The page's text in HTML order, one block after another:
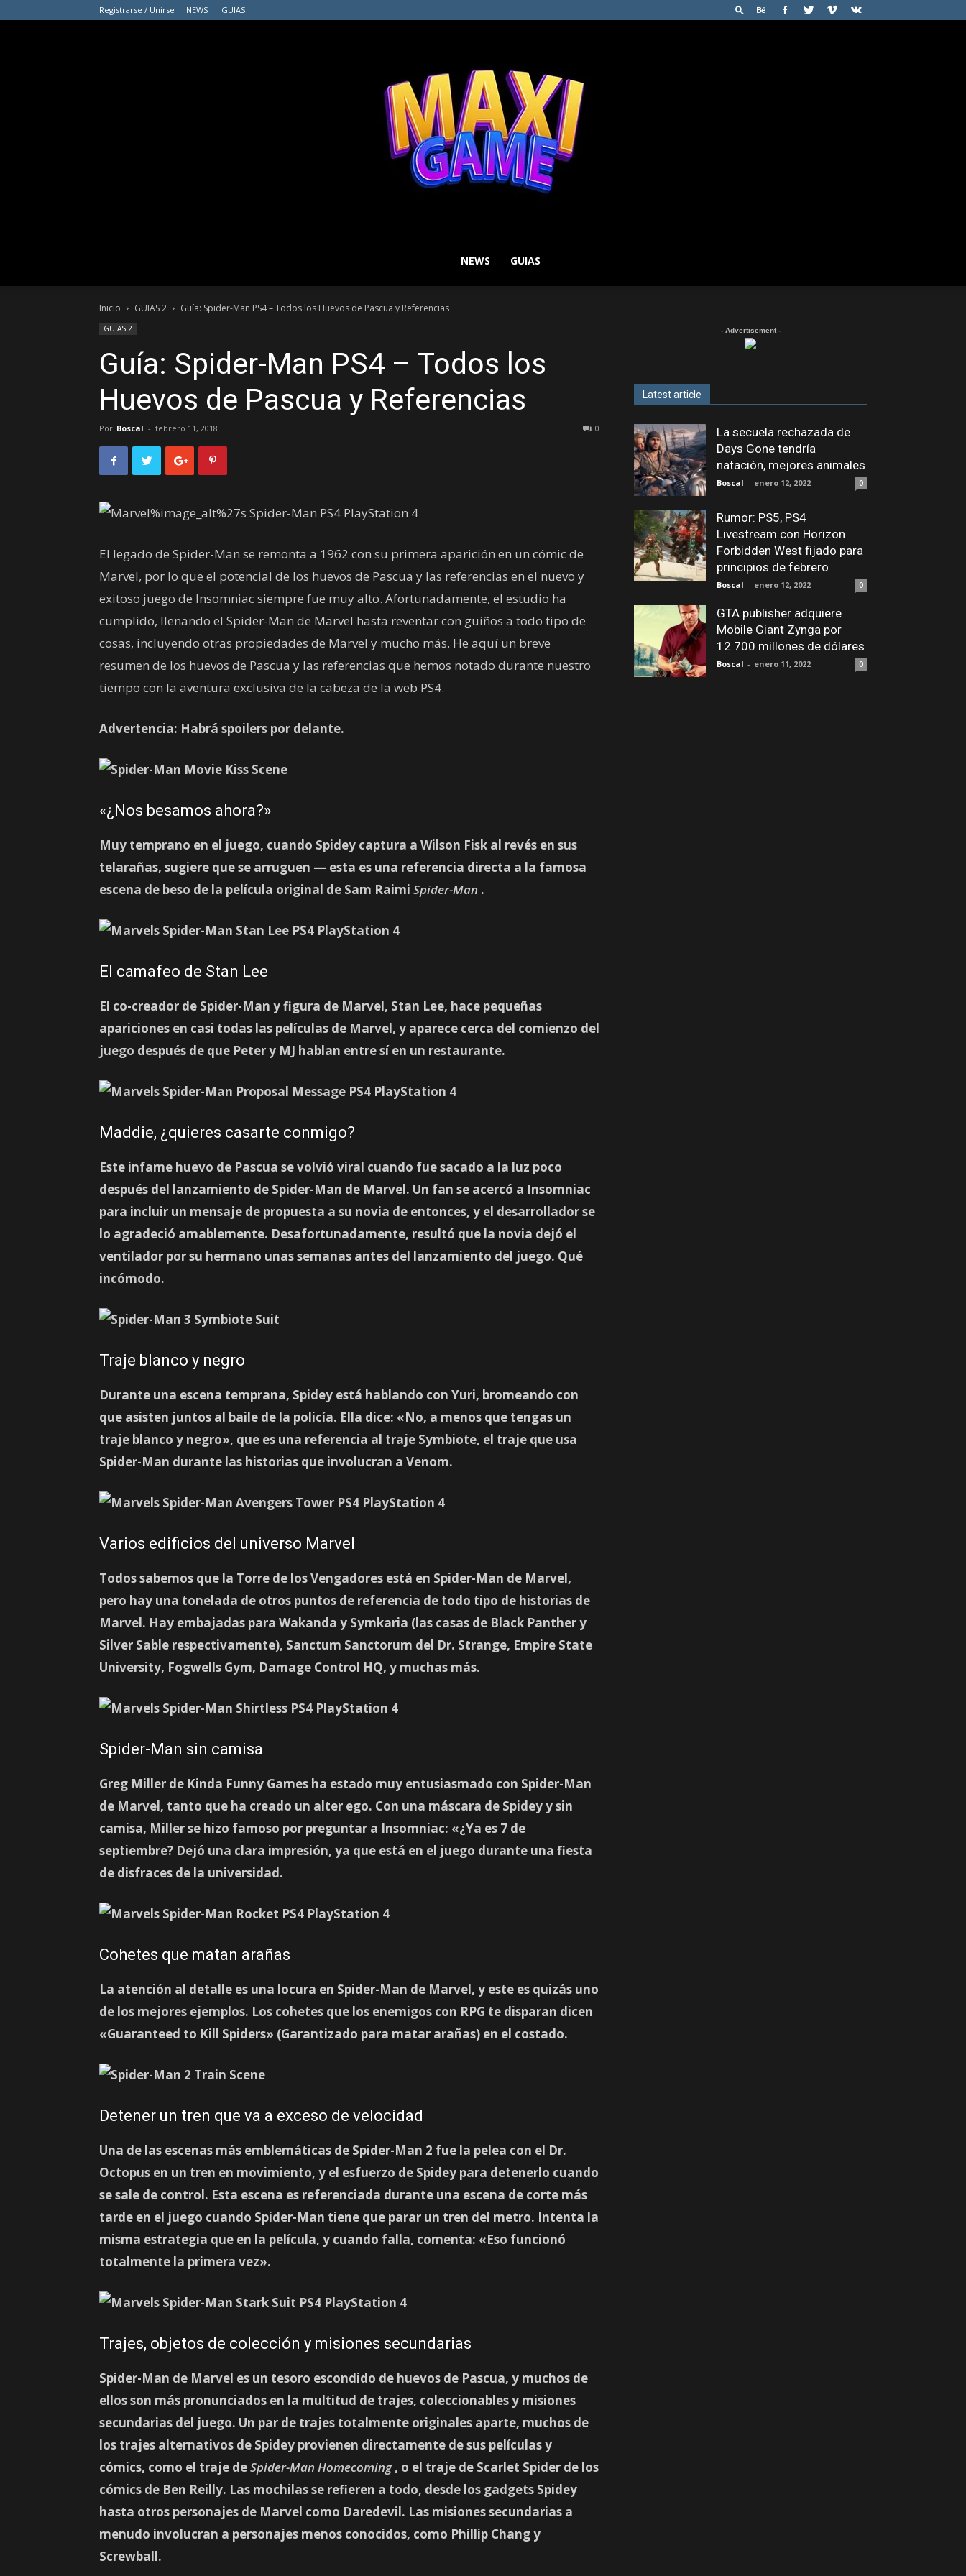
Registrarse / Unirse NEWS GUIAS
GAME
NEWS GUIAS
Inicio GUIAS 2 Guía: Spider-Man PS4 – Todos los Huevos de Pascua y Referencias
GUIAS 2
Guía: Spider-Man PS4 – Todos los
Huevos de Pascua y Referencias
Por Boscal - febrero 11, 2018 0
El legado de Spider-Man se remonta a 1962 con su primera aparición en un cómic de
Marvel, por lo que el potencial de los huevos de Pascua y las referencias en el nuevo y
exitoso juego de Insomniac siempre fue muy alto. Afortunadamente, el estudio ha
cumplido, llenando el Spider-Man de Marvel hasta reventar con guiños a todo tipo de
cosas, incluyendo otras propiedades de Marvel y mucho más. He aquí un breve
resumen de los huevos de Pascua y las referencias que hemos notado durante nuestro
tiempo con la aventura exclusiva de la cabeza de la web PS4.
Advertencia: Habrá spoilers por delante.
«¿Nos besamos ahora?»
Muy temprano en el juego, cuando Spidey captura a Wilson Fisk al revés en sus
telarañas, sugiere que se arruguen — esta es una referencia directa a la famosa
escena de beso de la película original de Sam Raimi Spider-Man .
El camafeo de Stan Lee
El co-creador de Spider-Man y figura de Marvel, Stan Lee, hace pequeñas
apariciones en casi todas las películas de Marvel, y aparece cerca del comienzo del
juego después de que Peter y MJ hablan entre sí en un restaurante.
Maddie, ¿quieres casarte conmigo?
Este infame huevo de Pascua se volvió viral cuando fue sacado a la luz poco
después del lanzamiento de Spider-Man de Marvel. Un fan se acercó a Insomniac
para incluir un mensaje de propuesta a su novia de entonces, y el desarrollador se
lo agradeció amablemente. Desafortunadamente, resultó que la novia dejó el
ventilador por su hermano unas semanas antes del lanzamiento del juego. Qué
incómodo.
Traje blanco y negro
Durante una escena temprana, Spidey está hablando con Yuri, bromeando con
que asisten juntos al baile de la policía. Ella dice: «No, a menos que tengas un
traje blanco y negro», que es una referencia al traje Symbiote, el traje que usa
Spider-Man durante las historias que involucran a Venom.
Varios edificios del universo Marvel
Todos sabemos que la Torre de los Vengadores está en Spider-Man de Marvel,
pero hay una tonelada de otros puntos de referencia de todo tipo de historias de
Marvel. Hay embajadas para Wakanda y Symkaria (las casas de Black Panther y
Silver Sable respectivamente), Sanctum Sanctorum del Dr. Strange, Empire State
University, Fogwells Gym, Damage Control HQ, y muchas más.
Spider-Man sin camisa
Greg Miller de Kinda Funny Games ha estado muy entusiasmado con Spider-Man
de Marvel, tanto que ha creado un alter ego. Con una máscara de Spidey y sin
camisa, Miller se hizo famoso por preguntar a Insomniac: «¿Ya es 7 de
septiembre? Dejó una clara impresión, ya que está en el juego durante una fiesta
de disfraces de la universidad.
Cohetes que matan arañas
La atención al detalle es una locura en Spider-Man de Marvel, y este es quizás uno
de los mejores ejemplos. Los cohetes que los enemigos con RPG te disparan dicen
«Guaranteed to Kill Spiders» (Garantizado para matar arañas) en el costado.
Detener un tren que va a exceso de velocidad
Una de las escenas más emblemáticas de Spider-Man 2 fue la pelea con el Dr.
Octopus en un tren en movimiento, y el esfuerzo de Spidey para detenerlo cuando
se sale de control. Esta escena es referenciada durante una escena de corte más
tarde en el juego cuando Spider-Man tiene que parar un tren del metro. Intenta la
misma estrategia que en la película, y cuando falla, comenta: «Eso funcionó
totalmente la primera vez».
Trajes, objetos de colección y misiones secundarias
Spider-Man de Marvel es un tesoro escondido de huevos de Pascua, y muchos de
ellos son más pronunciados en la multitud de trajes, coleccionables y misiones
secundarias del juego. Un par de trajes totalmente originales aparte, muchos de
los trajes alternativos de Spidey provienen directamente de sus películas y
cómics, como el traje deSpider-Man Homecoming, o el traje de Scarlet Spider de los
cómics de Ben Reilly. Las mochilas se refieren a todo, desde los gadgets Spidey
hasta otros personajes de Marvel como Daredevil. Las misiones secundarias a
menudo involucran a personajes menos conocidos, como Phillip Chang y
Screwball.
- Advertisement -
Latest article
La secuela rechazada de
Days Gone tendría
natación, mejores animales
Boscal - enero 12, 2022 0
Rumor: PS5, PS4
Livestream con Horizon
Forbidden West fijado para
principios de febrero
Boscal - enero 12, 2022 0
GTA publisher adquiere
Mobile Giant Zynga por
12.700 millones de dólares
Boscal - enero 11, 2022 0